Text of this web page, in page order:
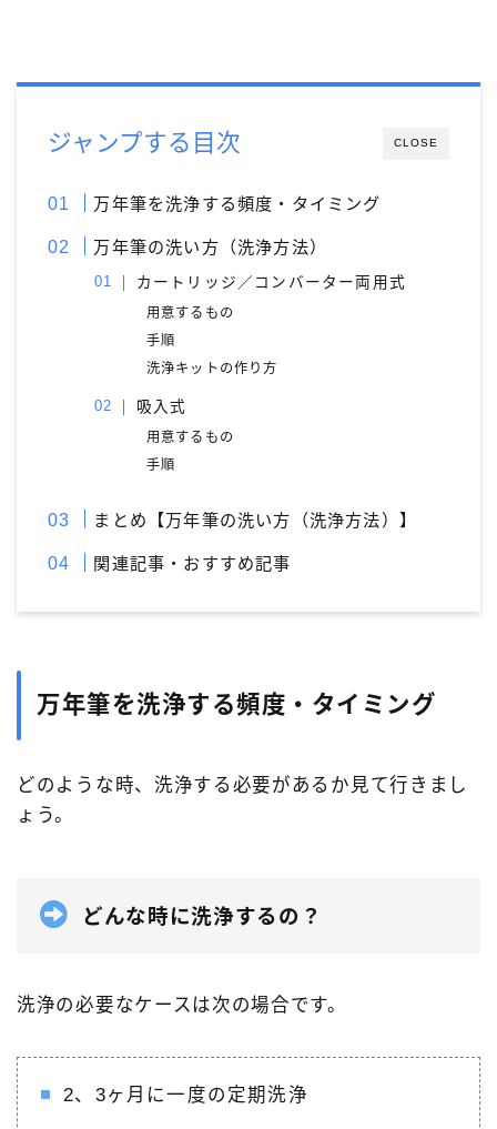
CLOSE
ジャンプする目次
万年筆を洗浄する頻度・タイミング
万年筆の洗い方（洗浄方法）
カートリッジ／コンバーター両用式
用意するもの
手順
洗浄キットの作り方
吸入式
用意するもの
手順
まとめ【万年筆の洗い方（洗浄方法）】
関連記事・おすすめ記事
万年筆を洗浄する頻度・タイミング
どのような時、洗浄する必要があるか見て行きまし
ょう。
どんな時に洗浄するの？
洗浄の必要なケースは次の場合です。
2、3ヶ月に一度の定期洗浄